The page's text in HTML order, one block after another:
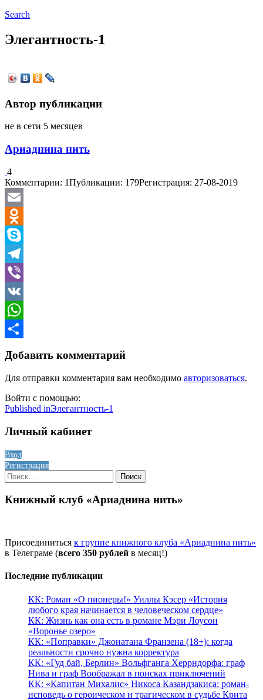
Search
Элегантность-1
Автор публикации
не в сети 5 месяцев
Ариаднина нить
4
Комментарии: 1Публикации: 179Регистрация: 27-08-2019
Email
Odnoklassniki
Skype
Telegram
Viber
VK
WhatsApp
Добавить комментарий
Для отправки комментария вам необходимо авторизоваться.
Войти с помощью:
Навигация
по
Published inЭлегантность-1
Личный кабинет
Вход
Регистрация
Найти:
Книжный клуб «Ариаднина нить»
Присоединиться к группе книжного клуба «Ариаднина нить»
в Телеграме (всего 350 рублей в месяц!)
Последние публикации
КК: Роман «О пионеры!» Уиллы Кэсер «История
любого края начинается в человеческом сердце»
КК: Жизнь как она есть в романе Мэри Лоусон
«Воронье озеро»
КК: «Поправки» Джонатана Франзена (18+): когда
реальности срочно нужна корректура
КК: «Гуд бай, Берлин» Вольфганга Херрндорфа: граф
Нива и граф Воображал в поисках приключений
КК: «Капитан Михалис» Никоса Казандзакиса: роман-
исповедь о героическом и трагическом в судьбе Крита